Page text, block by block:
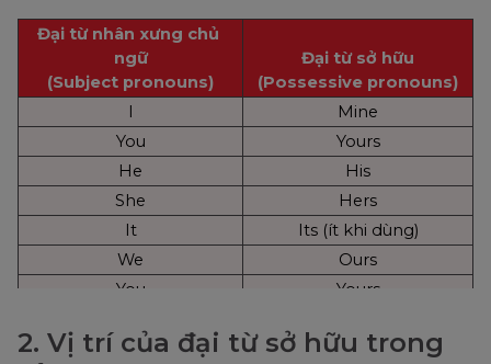
Đại từ nhân xưng chủ
ngữ
(Subject pronouns)
Đại từ sở hữu
(Possessive pronouns)
I
Mine
You
Yours
He
His
She
Hers
It
Its (ít khi dùng)
We
Ours
You
Yours
2. Vị trí của đại từ sở hữu trong